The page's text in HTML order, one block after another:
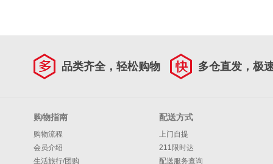
品类齐全，轻松购物 多仓直发，极
购物指南
购物流程
会员介绍
生活旅行/团购
配送方式
上门自提
211限时达
配送服务查询